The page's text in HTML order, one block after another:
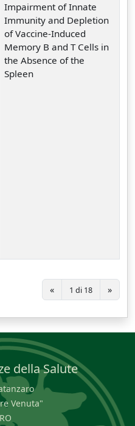
Impairment of Innate
Immunity and Depletion
of Vaccine-Induced
Memory B and T Cells in
the Absence of the
Spleen
« 1 di 18 »
della Salute
Venuta"